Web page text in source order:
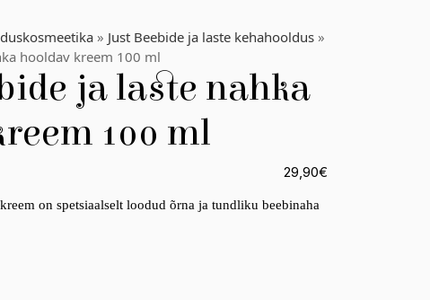
» Just Beebide ja laste kehahooldus »
hooldav kreem 100 ml
ja laste nahka
100 ml
€
29,90
on spetsiaalselt loodud õrna ja tundliku beebinaha